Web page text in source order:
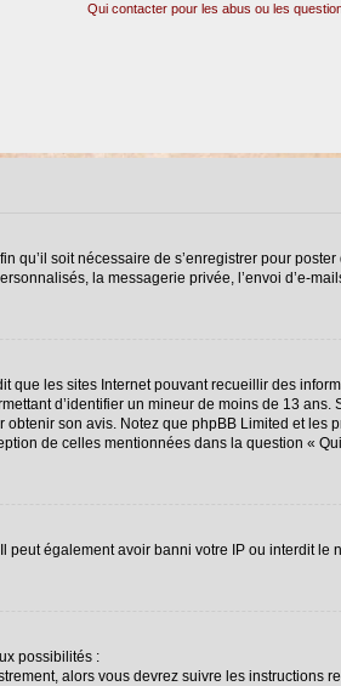
Qui contacter pour les abus ou les
soit nécessaire de s’enregistrer pour
la messagerie privée, l’envoi d’e-
que les sites Internet pouvant recueillir des
d’identifier un mineur de moins de 13 ans.
son avis. Notez que phpBB Limited et les
de celles mentionnées dans la question «
également avoir banni votre IP ou interdit
possibilités :
alors vous devrez suivre les instructions